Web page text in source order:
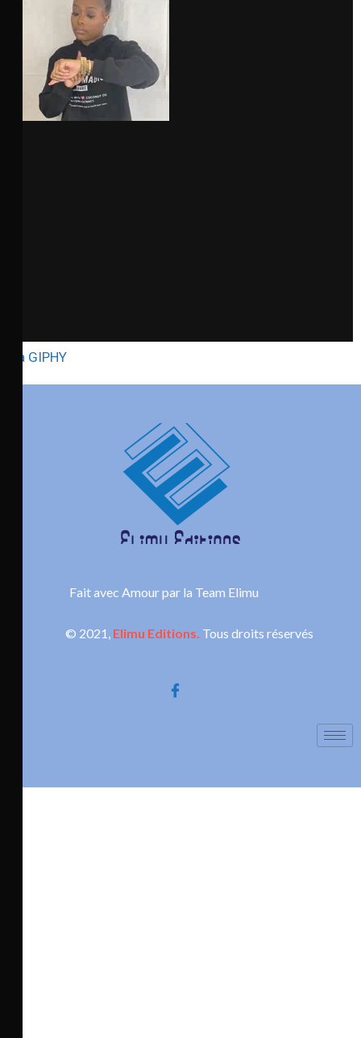
via GIPHY
Fait avec Amour par la Team Elimu
© 2021, Elimu Editions. Tous droits réservés